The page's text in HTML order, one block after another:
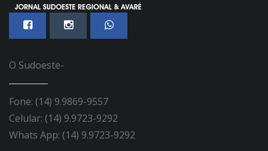
O Sudoeste-
Fone: (14) 9.9869-9557
Celular: (14) 9.9723-9292
Whats App: (14) 9.9723-9292